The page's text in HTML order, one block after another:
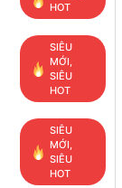
HOT
SIÊU
MỚI,
SIÊU
HOT
SIÊU
MỚI,
SIÊU
HOT